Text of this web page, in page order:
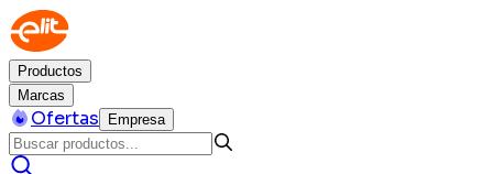
Productos
Marcas
Ofertas Empresa